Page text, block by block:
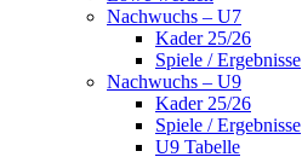
Nachwuchs – U7
Kader 25/26
Spiele / Ergebnisse
Nachwuchs – U9
Kader 25/26
Spiele / Ergebnisse
U9 Tabelle